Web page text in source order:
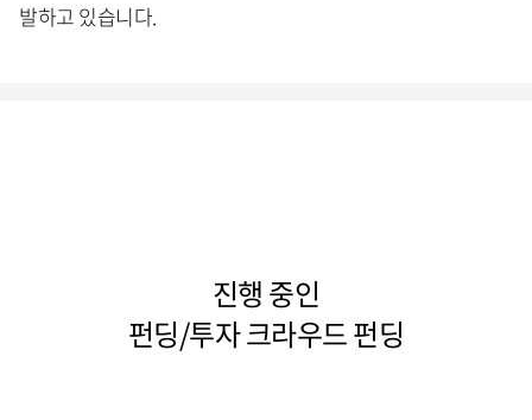
발하고 있습니다.
진행 중인
펀딩/투자 크라우드 펀딩